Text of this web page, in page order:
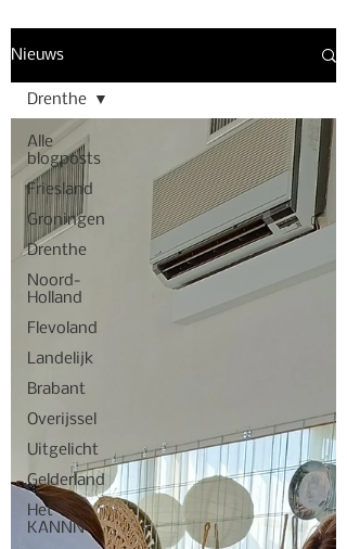
Nieuws
Alle
blogposts
Friesland
Groningen
Drenthe
Noord-
Holland
Flevoland
Landelijk
Brabant
Overijssel
Uitgelicht
Gelderland
Het
KANNN
Drenthe